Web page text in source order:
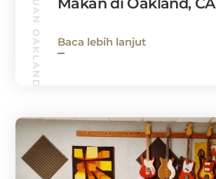
PANDUAN OAKLAND Baca lebih lanjut